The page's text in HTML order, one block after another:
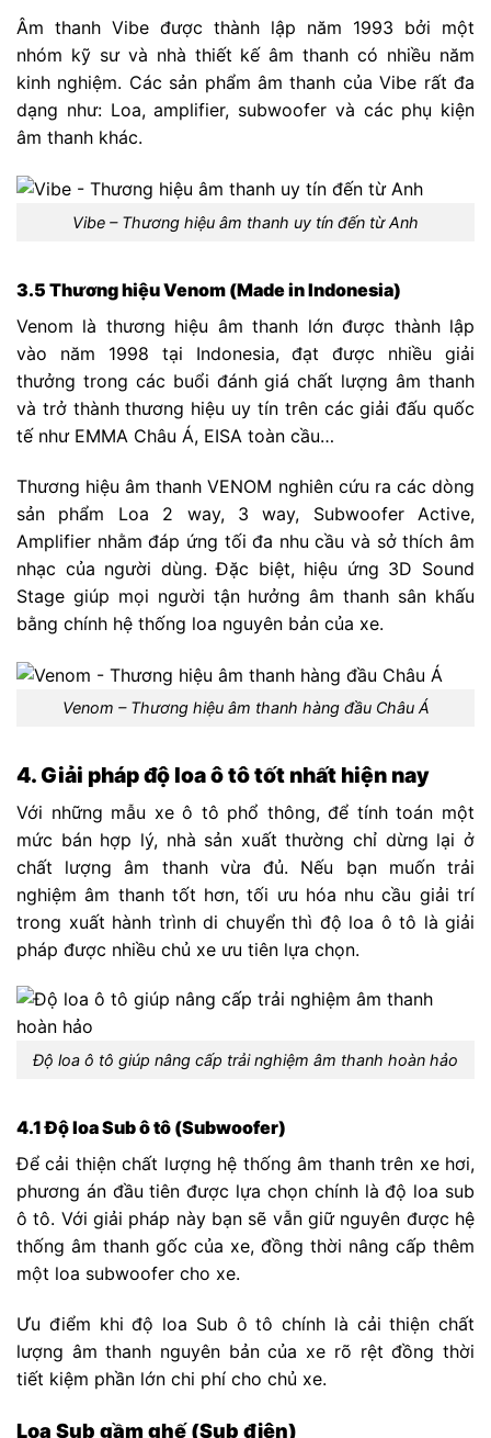
Âm thanh Vibe được thành lập năm 1993 bởi một
nhóm kỹ sư và nhà thiết kế âm thanh có nhiều năm
kinh nghiệm. Các sản phẩm âm thanh của Vibe rất đa
dạng như: Loa, amplifier, subwoofer và các phụ kiện
âm thanh khác.
Vibe – Thương hiệu âm thanh uy tín đến từ Anh
3.5 Thương hiệu Venom (Made in Indonesia)
Venom là thương hiệu âm thanh lớn được thành lập
vào năm 1998 tại Indonesia, đạt được nhiều giải
thưởng trong các buổi đánh giá chất lượng âm thanh
và trở thành thương hiệu uy tín trên các giải đấu quốc
tế như EMMA Châu Á, EISA toàn cầu…
Thương hiệu âm thanh VENOM nghiên cứu ra các dòng
sản phẩm Loa 2 way, 3 way, Subwoofer Active,
Amplifier nhằm đáp ứng tối đa nhu cầu và sở thích âm
nhạc của người dùng. Đặc biệt, hiệu ứng 3D Sound
Stage giúp mọi người tận hưởng âm thanh sân khấu
bằng chính hệ thống loa nguyên bản của xe.
Venom – Thương hiệu âm thanh hàng đầu Châu Á
4. Giải pháp độ loa ô tô tốt nhất hiện nay
Với những mẫu xe ô tô phổ thông, để tính toán một
mức bán hợp lý, nhà sản xuất thường chỉ dừng lại ở
chất lượng âm thanh vừa đủ. Nếu bạn muốn trải
nghiệm âm thanh tốt hơn, tối ưu hóa nhu cầu giải trí
trong xuất hành trình di chuyển thì độ loa ô tô là giải
pháp được nhiều chủ xe ưu tiên lựa chọn.
Độ loa ô tô giúp nâng cấp trải nghiệm âm thanh hoàn hảo
4.1 Độ loa Sub ô tô (Subwoofer)
Để cải thiện chất lượng hệ thống âm thanh trên xe hơi,
phương án đầu tiên được lựa chọn chính là độ loa sub
ô tô. Với giải pháp này bạn sẽ vẫn giữ nguyên được hệ
thống âm thanh gốc của xe, đồng thời nâng cấp thêm
một loa subwoofer cho xe.
Ưu điểm khi độ loa Sub ô tô chính là cải thiện chất
lượng âm thanh nguyên bản của xe rõ rệt đồng thời
tiết kiệm phần lớn chi phí cho chủ xe.
Loa Sub gầm ghế (Sub điện)